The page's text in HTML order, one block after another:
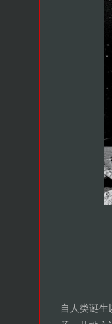
自人类诞生